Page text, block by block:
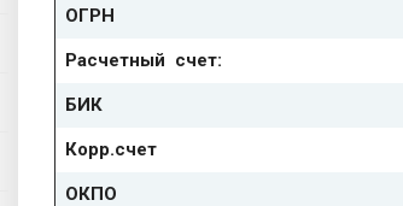
ОГРН
Расчетный счет:
БИК
Корр.счет
ОКПО